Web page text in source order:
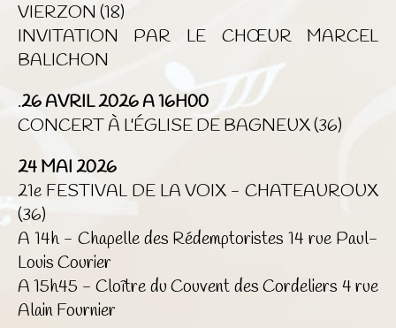
VIERZON (18)
INVITATION PAR LE CHŒUR MARCEL
BALICHON
.26 AVRIL 2026 A 16H00
CONCERT À L'ÉGLISE DE BAGNEUX (36)
24 MAI 2026
21e FESTIVAL DE LA VOIX - CHATEAUROUX
(36)
A 14h - Chapelle des Rédemptoristes 14 rue Paul-
Louis Courier
A 15h45 - Cloître du Couvent des Cordeliers 4 rue
Alain Fournier